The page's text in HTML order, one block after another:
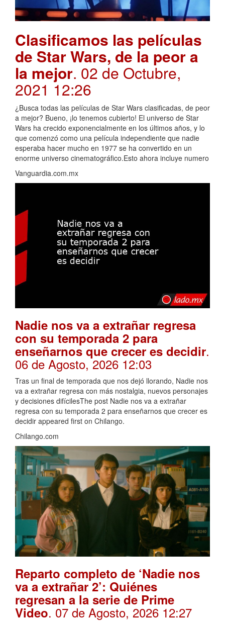
Clasificamos las películas
de Star Wars, de la peor a
la mejor. 02 de Octubre,
2021 12:26
¿Busca todas las películas de Star Wars clasificadas, de peor
a mejor? Bueno, ¡lo tenemos cubierto! El universo de Star
Wars ha crecido exponencialmente en los últimos años, y lo
que comenzó como una película independiente que nadie
esperaba hacer mucho en 1977 se ha convertido en un
enorme universo cinematográfico.Esto ahora incluye numero
Vanguardia.com.mx
Nadie nos va a extrañar regresa
con su temporada 2 para
enseñarnos que crecer es decidir.
06 de Agosto, 2026 12:03
Tras un final de temporada que nos dejó llorando, Nadie nos
va a extrañar regresa con más nostalgia, nuevos personajes
y decisiones difícilesThe post Nadie nos va a extrañar
regresa con su temporada 2 para enseñarnos que crecer es
decidir appeared first on Chilango.
Chilango.com
Reparto completo de ‘Nadie nos
va a extrañar 2’: Quiénes
regresan a la serie de Prime
Video. 07 de Agosto, 2026 12:27